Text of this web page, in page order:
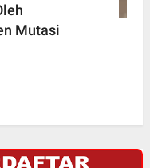
Mutasi